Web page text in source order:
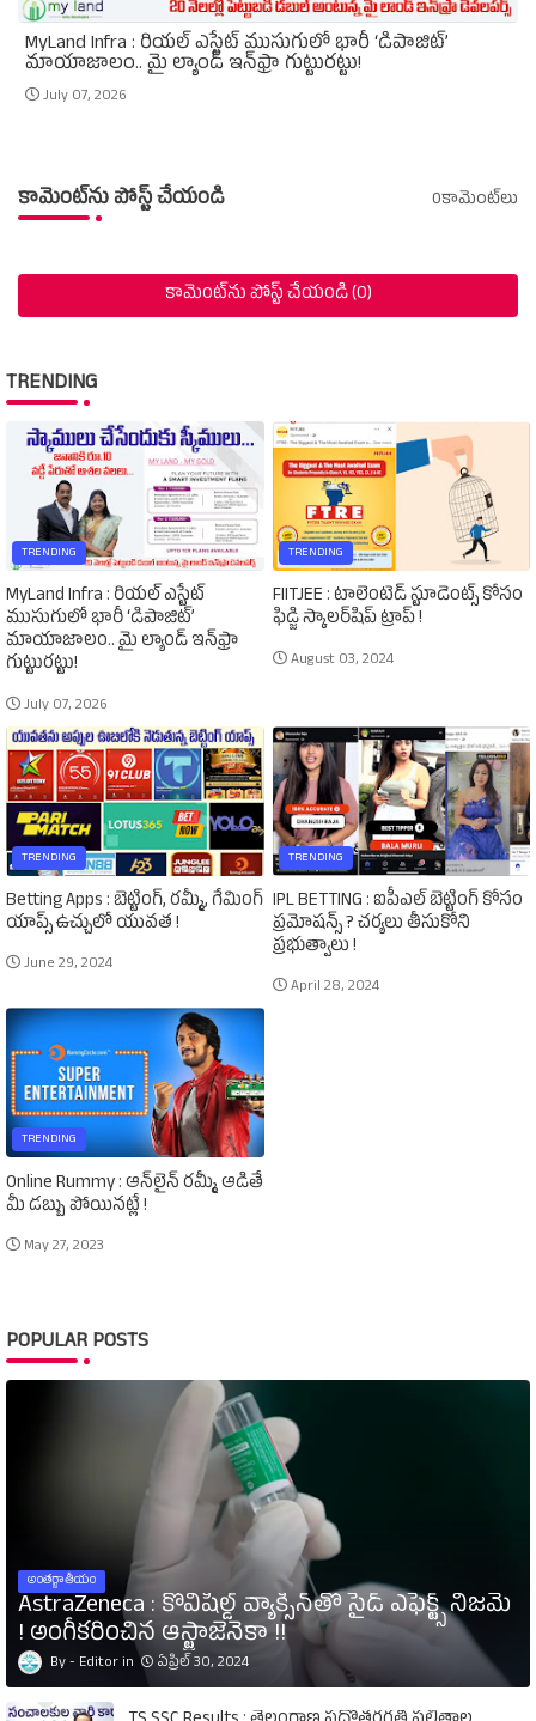
MyLand Infra : రియల్ ఎస్టేట్ ముసుగులో భారీ ‘డిపాజిట్’
మాయాజాలం.. మై ల్యాండ్ ఇన్‌ఫ్రా గుట్టురట్టు!
July 07, 2026
కామెంట్‌ను పోస్ట్ చేయండి 0కామెంట్‌లు
కామెంట్‌ను పోస్ట్ చేయండి (0)
TRENDING
TRENDING
MyLand Infra : రియల్ ఎస్టేట్
ముసుగులో భారీ ‘డిపాజిట్’
మాయాజాలం.. మై ల్యాండ్ ఇన్‌ఫ్రా
గుట్టురట్టు!
July 07, 2026
TRENDING
FIITJEE : టాలెంటెడ్‌ స్టూడెంట్స్‌ కోసం
ఫిడ్జి స్కాలర్‌షిప్‌ ట్రాప్‌ !
August 03, 2024
TRENDING
Betting Apps : బెట్టింగ్‌, రమ్మీ, గేమింగ్‌
యాప్స్‌ ఉచ్చులో యువత !
June 29, 2024
TRENDING
IPL BETTING : ఐపీఎల్‌ బెట్టింగ్‌ కోసం
ప్రమోషన్స్‌ ? చర్యలు తీసుకోని
ప్రభుత్వాలు !
April 28, 2024
TRENDING
Online Rummy : ఆన్‌లైన్‌ రమ్మీ ఆడితే
మీ డబ్బు పోయినట్లే !
May 27, 2023
POPULAR POSTS
అంతర్జాతీయం
AstraZeneca : కోవిషీల్డ్‌ వ్యాక్సిన్‌తో సైడ్‌ ఎఫెక్ట్స్‌ నిజమే
! అంగీకరించిన ఆస్ట్రాజెనెకా !!
Editor ఏప్రిల్ 30, 2024